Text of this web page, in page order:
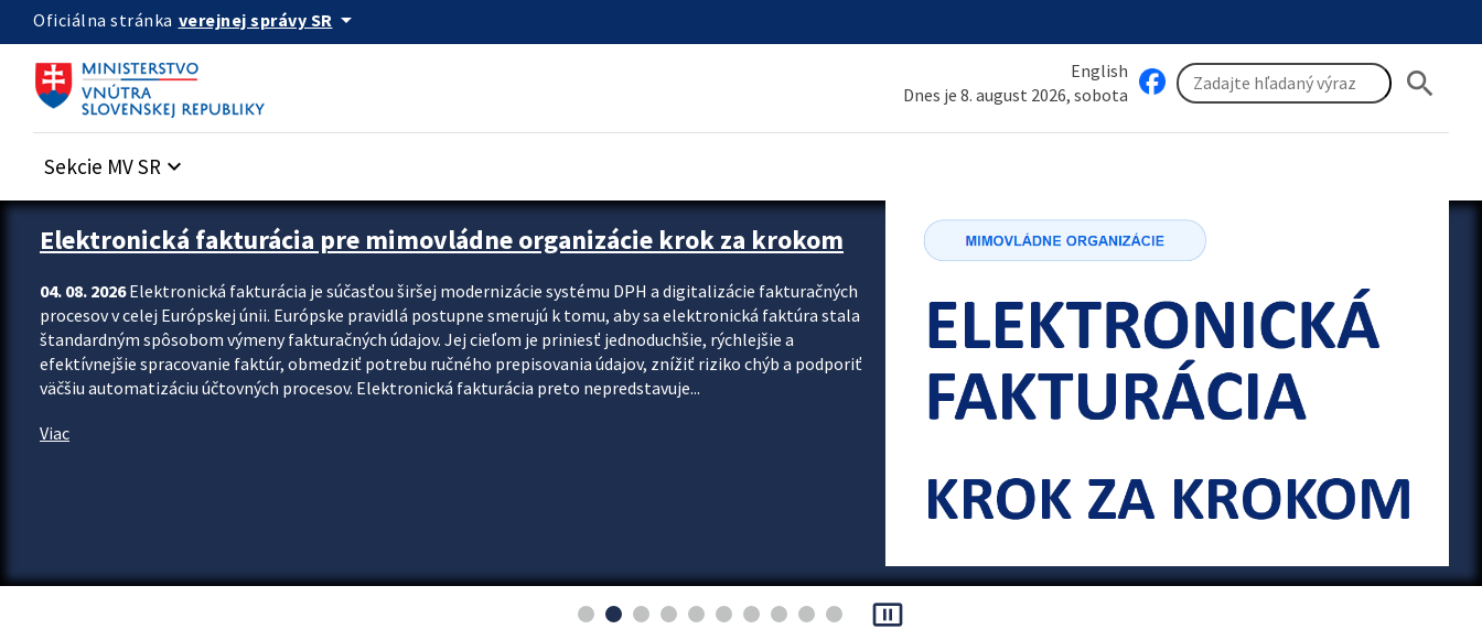
Preskocit na hlavný obsah
Oficiálna stránka verejnej správy SR arrow_drop_down
English
Dnes je 8. august 2026, sobota
search
Sekcie MV SR keyboard_arrow_down
Zastavit automatický posun upútavok
Elektronická fakturácia pre mimovládne organizácie krok za krokom
04. 08. 2026Elektronická fakturácia je súčasťou širšej modernizácie systému DPH a digitalizácie fakturačných
procesov v celej Európskej únii. Európske pravidlá postupne smerujú k tomu, aby sa elektronická faktúra stala
štandardným spôsobom výmeny fakturačných údajov. Jej cieľom je priniesť jednoduchšie, rýchlejšie a
efektívnejšie spracovanie faktúr, obmedziť potrebu ručného prepisovania údajov, znížiť riziko chýb a podporiť
väčšiu automatizáciu účtovných procesov. Elektronická fakturácia preto nepredstavuje...
Viac
pause_presentation